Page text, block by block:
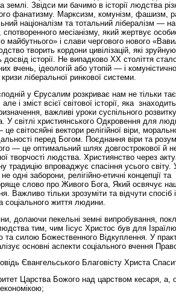
землі. Звідси ми бачимо в історії людства
фанатизму. Марксизм, комунізм, фашизм,
націоналізм та тотальний лібералізм —
спотворенного месіанізму, який жертвує
майбутнього» і слави чергового нового
творить кордони цивілізацій, які
досвід історії. Не випадково XX століття
вчень, ідеологій або утопій — і
кризи ліберальної ринкової системи.
у Єрусалим розкриває нам не тільки
але і зміст всієї світової історії, яка
важливі уроки суспільного
У світлі християнського Одкровення для
це світосяйні вектори релігійної віри,
перед Богом. Поєднання віри та
— це оптимальний шлях довгострокової й
творчості людства. Християнство через
традицію впроваджує спасіння усього світу.
одні заборони, релігійно-етичні концепції
слово про Живого Бога, Який освячує
Важливо тільки зрозуміти та відчути спосіб
соціального життя людини.
долаючи пекельні земні випробування,
тим, чим Іісус Христос був для
та силою Божественного Відкуплення. У
основні аспекти соціального вчення
Євангельського Благовісту Христа
Царства Божого над царством кесаря,